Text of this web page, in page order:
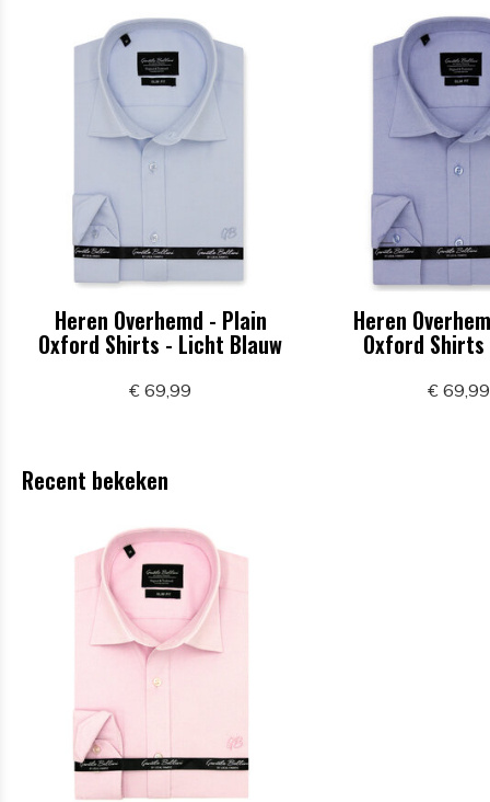
Heren Overhemd - Plain
Oxford Shirts - Licht Blauw
€ 69,99
Heren
Oxford Shirts
€ 69,99
Recent bekeken